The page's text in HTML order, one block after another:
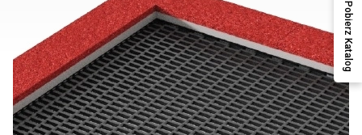
Pobierz Katalog